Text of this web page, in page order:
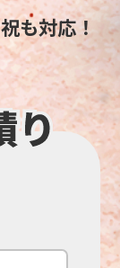
も対応！